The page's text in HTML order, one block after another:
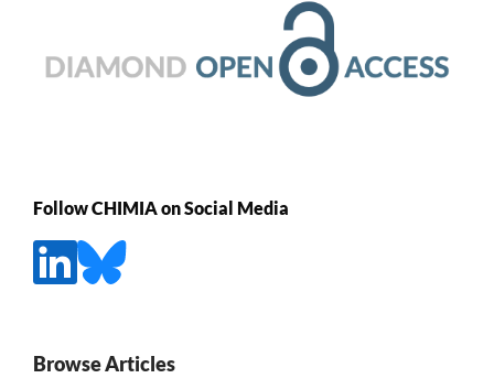
Follow CHIMIA on Social Media
Browse Articles